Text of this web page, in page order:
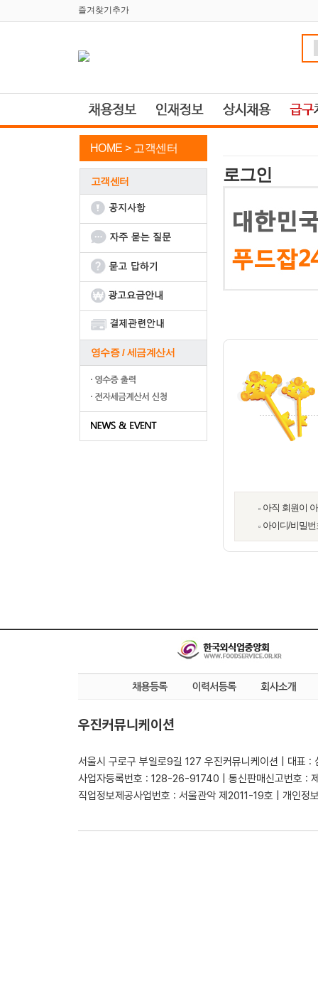
즐겨찾기추가
HOME > 고객센터
고객센터
영수증 / 세금계산서
로그인
아직 회원이
아이디/비밀
우진커뮤니케이션
서울시 구로구 부일로9길 127 우진커뮤니케이션 | 대표 :
사업자등록번호 : 128-26-91740 | 통신판매신고번호 :
직업정보제공사업번호 : 서울관악 제2011-19호 | 개인정